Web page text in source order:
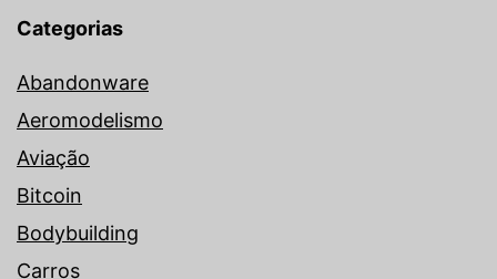
Categorias
Abandonware
Aeromodelismo
Aviação
Bitcoin
Bodybuilding
Carros